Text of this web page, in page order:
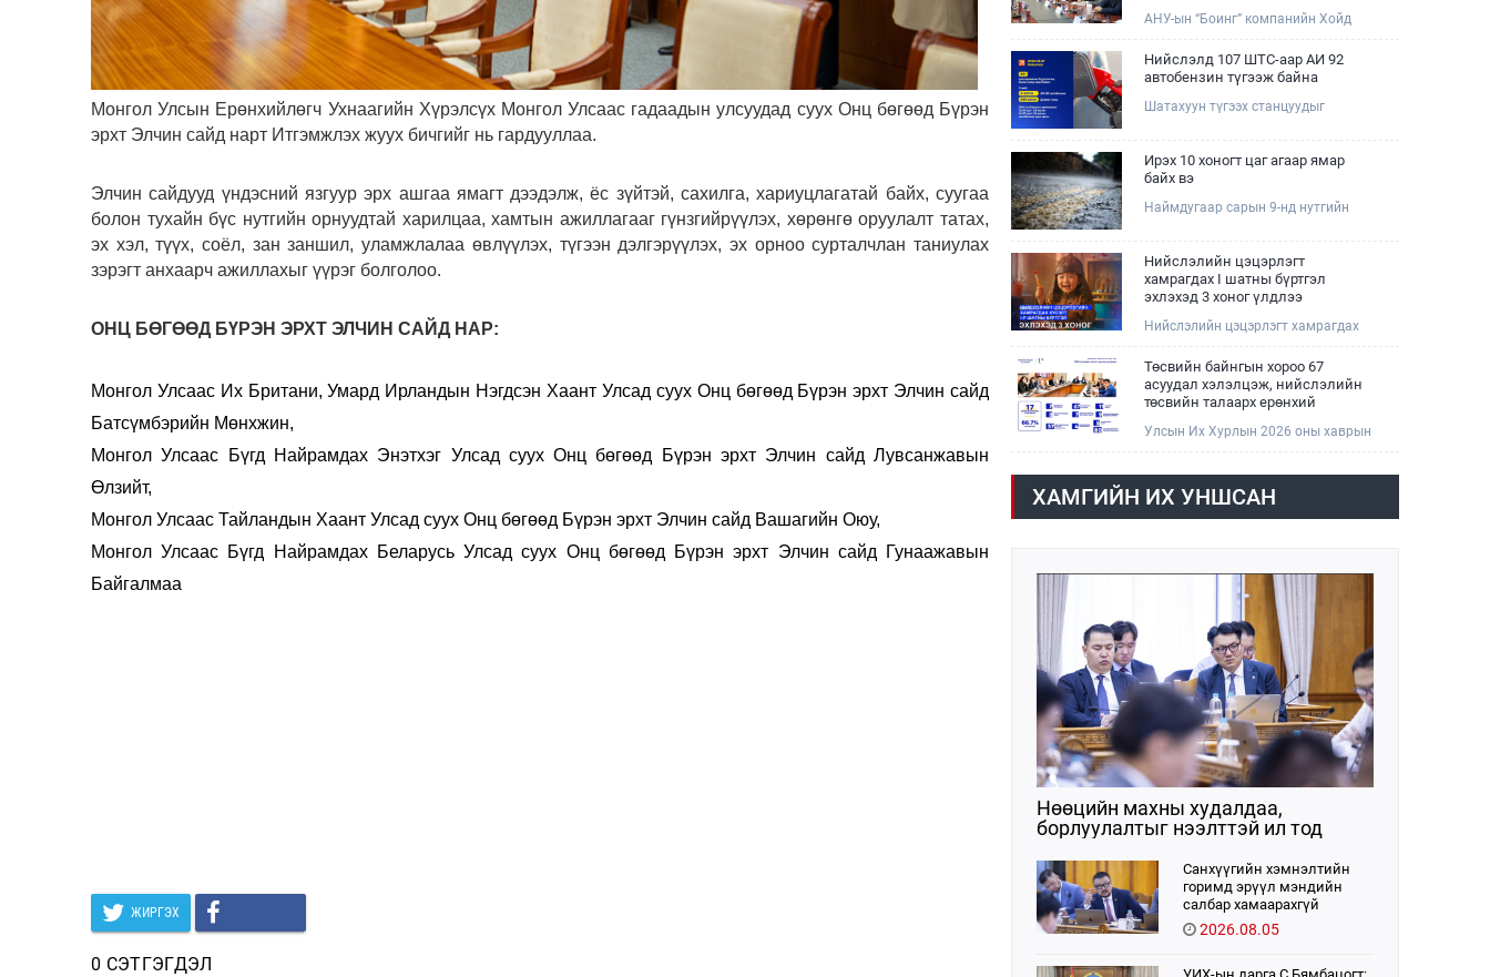
Монгол Улсын Ерөнхийлөгч Ухнаагийн Хүрэлсүх Монгол Улсаас гадаадын улсуудад суух Онц бөгөөд Бүрэн
эрхт Элчин сайд нарт Итгэмжлэх жуух бичгийг нь гардууллаа.
Элчин сайдууд үндэсний язгуур эрх ашгаа ямагт дээдэлж, ёс зүйтэй, сахилга, хариуцлагатай байх, суугаа
болон тухайн бүс нутгийн орнуудтай харилцаа, хамтын ажиллагааг гүнзгийрүүлэх, хөрөнгө оруулалт татах,
эх хэл, түүх, соёл, зан заншил, уламжлалаа өвлүүлэх, түгээн дэлгэрүүлэх, эх орноо сурталчлан таниулах
зэрэгт анхаарч ажиллахыг үүрэг болголоо.
ОНЦ БӨГӨӨД БҮРЭН ЭРХТ ЭЛЧИН САЙД НАР:
Монгол Улсаас Их Британи, Умард Ирландын Нэгдсэн Хаант Улсад суух Онц бөгөөд Бүрэн эрхт Элчин сайд
Батсүмбэрийн Мөнхжин,
Монгол Улсаас Бүгд Найрамдах Энэтхэг Улсад суух Онц бөгөөд Бүрэн эрхт Элчин сайд Лувсанжавын
Өлзийт,
Монгол Улсаас Тайландын Хаант Улсад суух Онц бөгөөд Бүрэн эрхт Элчин сайд Вашагийн Оюу,
Монгол Улсаас Бүгд Найрамдах Беларусь Улсад суух Онц бөгөөд Бүрэн эрхт Элчин сайд Гунаажавын
Байгалмаа
ЖИРГЭХ
0 СЭТГЭГДЭЛ
АНУ-ын “Боинг” компанийн Хойд
борлуулалт, маркетингийн асуудал
хариуцсан Дэд ерөнхийлөгч Жэф
Эдвардс тэргүүтэй төлөөлөгчдийг
Зам, тээврийн сайд Б.Дэлгэрсайхан
Нийслэлд 107 ШТС-аар АИ 92
автобензин түгээж байна
Шатахуун түгээх станцуудыг
Ирэх 10 хоногт цаг агаар ямар
байх вэ
Наймдугаар сарын 9-нд нутгийн
хэсгээр ахиухан хэмжээний бороо
орох тул болзошгүй үер, усны
аюулаас анхаарна уу.
Нийслэлийн цэцэрлэгт
хамрагдах I шатны бүртгэл
эхлэхэд 3 хоног үлдлээ
Нийслэлийн цэцэрлэгт хамрагдах
өдрөөс 08 сарын 23-ны өдрийг
дуустал "E-Mongolia" платформоор
дамжуулан цахимаар хүлээн
авна.Хүүхдээ цэцэрлэгт хамруулах
үйлчилгээг авахдаа дараах
Төсвийн байнгын хороо 67
асуудал хэлэлцэж, нийслэлийн
төсвийн талаарх ерөнхий
байгуулсан байна
Улсын Их Хурлын 2026 оны хаврын
мэдүүлсэн хууль, Улсын Их Хурлын
бусад шийдвэрийн төслийг
хэлэлцүүлэх, Улсын Их Хурлын
хяналтыг хэрэгжүүлэх, хуульд
тусгайлан заасан асуудлаар Улсын
Их Хурлын тогтоолын төсөл
боловсруулах чиг үүргээ
хэрэгжүүлэн ажиллажээ.
ХАМГИЙН ИХ УНШСАН
Нөөцийн махны худалдаа,
борлуулалтыг нээлттэй ил тод
Санхүүгийн хэмнэлтийн
горимд эрүүл мэндийн
салбар хамаарахгүй
2026.08.05